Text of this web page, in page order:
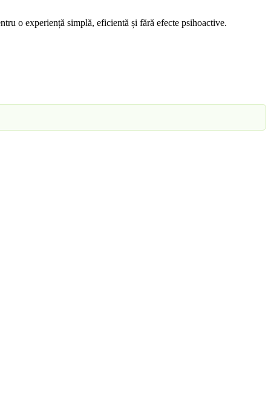
o experiență simplă, eficientă și fără efecte psihoactive.